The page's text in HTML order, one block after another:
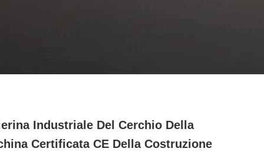
Industriale Del Cerchio Della
Certificata CE Della Costruzione